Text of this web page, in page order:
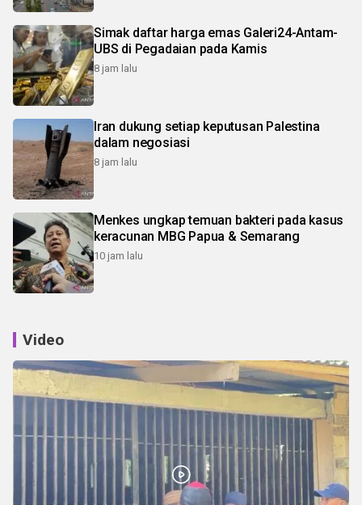
Simak daftar harga emas Galeri24-Antam-
UBS di Pegadaian pada Kamis
8 jam lalu
Iran dukung setiap keputusan Palestina
dalam negosiasi
8 jam lalu
Menkes ungkap temuan bakteri pada kasus
keracunan MBG Papua & Semarang
10 jam lalu
Video